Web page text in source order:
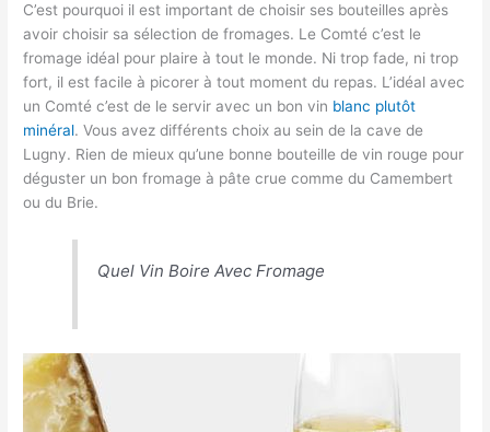
C’est pourquoi il est important de choisir ses bouteilles après
avoir choisir sa sélection de fromages. Le Comté c’est le
fromage idéal pour plaire à tout le monde. Ni trop fade, ni trop
fort, il est facile à picorer à tout moment du repas. L’idéal avec
un Comté c’est de le servir avec un bon vin blanc plutôt
minéral. Vous avez différents choix au sein de la cave de
Lugny. Rien de mieux qu’une bonne bouteille de vin rouge pour
déguster un bon fromage à pâte crue comme du Camembert
ou du Brie.
Quel Vin Boire Avec Fromage